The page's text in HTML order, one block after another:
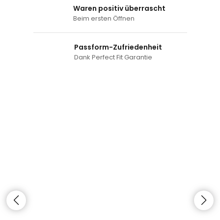
Waren positiv überrascht
Beim ersten Öffnen
Passform-Zufriedenheit
Dank Perfect Fit Garantie